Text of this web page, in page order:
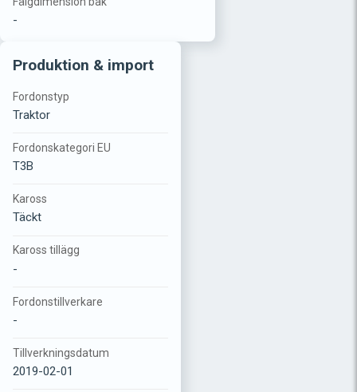
-
Produktion & import
Fordonstyp
Traktor
Fordonskategori EU
T3B
Kaross
Täckt
Kaross tillägg
-
Fordonstillverkare
-
Tillverkningsdatum
2019-02-01